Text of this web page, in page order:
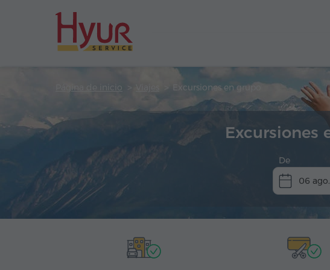
Página de inicio Excursiones en grupo
Excursiones
De
06